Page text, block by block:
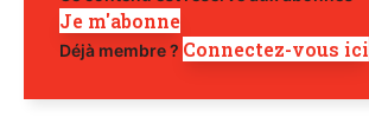
Je m'abonne
Déjà membre ? Connectez-vous ici